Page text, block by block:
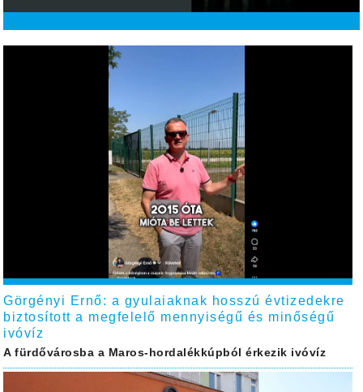
Görgényi Ernő: a gyulaiaknak hosszú évtizedekre
biztosított a megfelelő mennyiségű és minőségű
ivóvíz
A fürdővárosba a Maros-hordalékkúpból érkezik ivóvíz